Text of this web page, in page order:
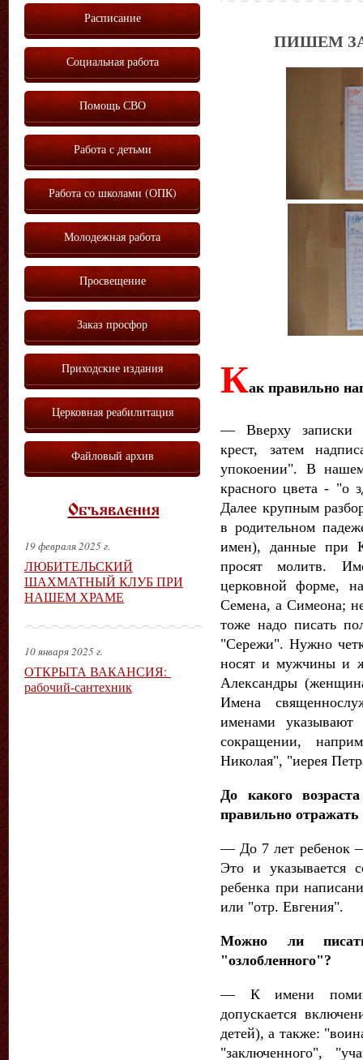
ПИШЕМ
Как правильно
— Вверху записки
крест, затем
упокоении". В
красного цвета - "о
Далее крупным
в родительном
имен), данные при
просят молитв.
церковной форме,
Семена, а Симеона;
тоже надо писать
"Сережи". Нужно
носят и мужчины и
Александры
Имена
именами
сокращении,
Николая", "иерея
До какого
правильно отражать
— До 7 лет ребенок
Это и указывается
ребенка при
или "отр. Евгения".
Можно ли
"озлобленного"?
— К имени
допускается
детей), а также:
"заключенного",
Расписание
Социальная работа
Помощь СВО
Работа с детьми
Работа со школами (ОПК)
Молодежная работа
Просвещение
Заказ просфор
Приходские издания
Церковная реабилитация
Файловый архив
Объявления
19 февраля 2025 г.
ЛЮБИТЕЛЬСКИЙ
ШАХМАТНЫЙ КЛУБ ПРИ
НАШЕМ ХРАМЕ
10 января 2025 г.
ОТКРЫТА ВАКАНСИЯ:
рабочий-сантехник